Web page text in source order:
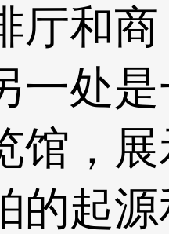
厅和商
一处是
馆，展
的起源